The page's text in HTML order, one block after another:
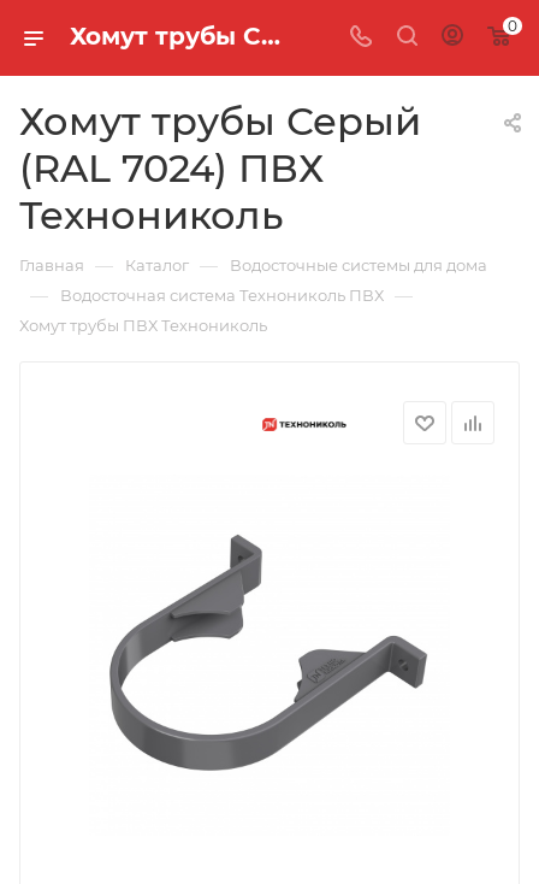
Хомут трубы Серый (RAL 7024) ПВХ Технониколь 0
Хомут трубы Серый
(RAL 7024) ПВХ
Технониколь
Главная — Каталог — Водосточные системы для дома
— Водосточная система Технониколь ПВХ —
Хомут трубы ПВХ Технониколь